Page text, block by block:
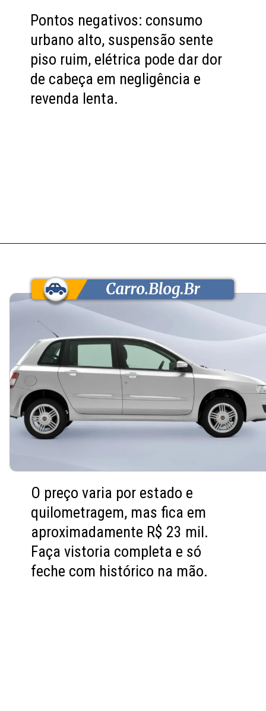
Pontos negativos: consumo
urbano alto, suspensão sente
piso ruim, elétrica pode dar dor
de cabeça em negligência e
revenda lenta.
O preço varia por estado e
quilometragem, mas fica em
aproximadamente R$ 23 mil.
Faça vistoria completa e só
feche com histórico na mão.